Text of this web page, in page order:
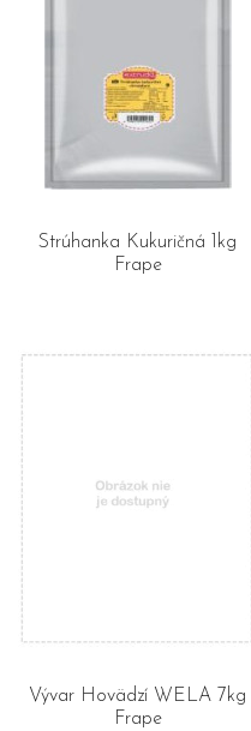
Strúhanka Kukuričná 1kg
Frape
Vývar Hovädzí WELA 7kg
Frape